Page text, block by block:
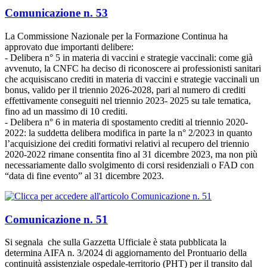
Comunicazione n. 53
La Commissione Nazionale per la Formazione Continua ha
approvato due importanti delibere:
- Delibera n° 5 in materia di vaccini e strategie vaccinali: come già
avvenuto, la CNFC ha deciso di riconoscere ai professionisti sanitari
che acquisiscano crediti in materia di vaccini e strategie vaccinali un
bonus, valido per il triennio 2026-2028, pari al numero di crediti
effettivamente conseguiti nel triennio 2023- 2025 su tale tematica,
fino ad un massimo di 10 crediti.
- Delibera n° 6 in materia di spostamento crediti al triennio 2020-
2022: la suddetta delibera modifica in parte la n° 2/2023 in quanto
l’acquisizione dei crediti formativi relativi al recupero del triennio
2020-2022 rimane consentita fino al 31 dicembre 2023, ma non più
necessariamente dallo svolgimento di corsi residenziali o FAD con
“data di fine evento” al 31 dicembre 2023.
Comunicazione n. 51
Si segnala che sulla Gazzetta Ufficiale è stata pubblicata la
determina AIFA n. 3/2024 di aggiornamento del Prontuario della
continuità assistenziale ospedale-territorio (PHT) per il transito dal